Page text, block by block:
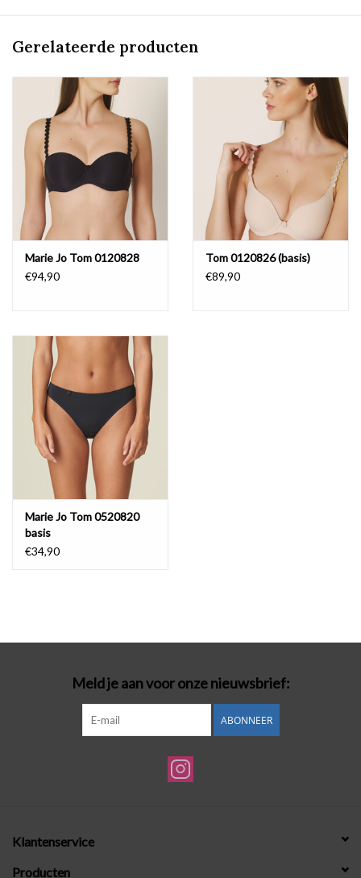
Gerelateerde producten
Marie Jo Tom 0120828
€94,90
Tom 0120826 (basis)
€89,90
Marie Jo Tom 0520820
basis
€34,90
Meld je aan voor onze nieuwsbrief:
ABONNEER
Klantenservice
Producten